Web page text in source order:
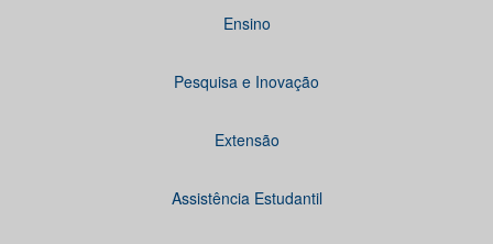
Ensino
Pesquisa e Inovação
Extensão
Assistência Estudantil